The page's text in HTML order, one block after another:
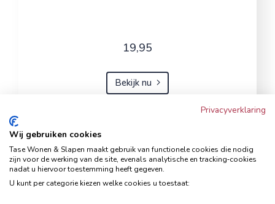
19,95
Bekijk nu
Hoekbank Famanti lichtgrijs
rechts
Hoekbanken
Privacyverklaring
Wij gebruiken cookies
Tase Wonen & Slapen maakt gebruik van functionele cookies die nodig
zijn voor de werking van de site, evenals analytische en tracking‑cookies
nadat u hiervoor toestemming heeft gegeven.
U kunt per categorie kiezen welke cookies u toestaat: